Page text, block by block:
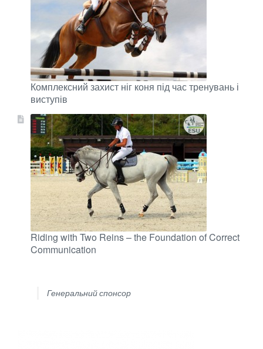
Комплексний захист ніг коня під час тренувань і
виступів
Riding with Two Reins – the Foundation of Correct
Communication
Генеральний спонсор